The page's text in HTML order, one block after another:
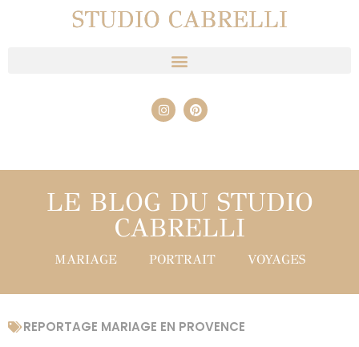
STUDIO CABRELLI
LE BLOG DU STUDIO
CABRELLI
MARIAGE PORTRAIT VOYAGES
REPORTAGE MARIAGE EN PROVENCE